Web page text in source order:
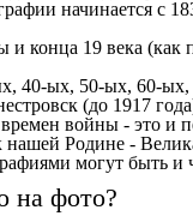
начинается с
и конца 19 века
40-ых, 50-ых, 60-
(до 1917
войны - это и
Родине -
могут быть и
на фото?